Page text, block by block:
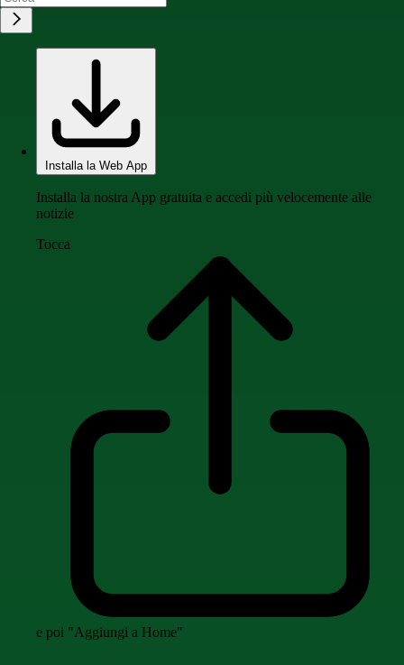
Installa la Web App
Installa la nostra App gratuita e accedi più velocemente alle
notizie
Tocca
e poi "Aggiungi a Home"